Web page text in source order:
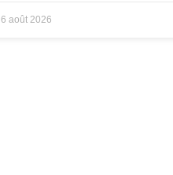
6 août 2026